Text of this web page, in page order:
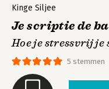
5 stemmen
Kinge Siljee
Je scriptie de
Hoe je stressvrij